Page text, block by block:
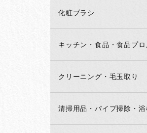
化粧ブラシ
キッチン・食品・食品プロ
クリーニング・毛玉取り
清掃用品・パイプ掃除・浴